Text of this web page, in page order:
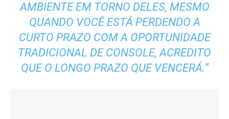
AMBIENTE EM TORNO DELES, MESMO
QUANDO VOCÊ ESTÁ PERDENDO A
CURTO PRAZO COM A OPORTUNIDADE
TRADICIONAL DE CONSOLE, ACREDITO
QUE O LONGO PRAZO QUE VENCERÁ.“